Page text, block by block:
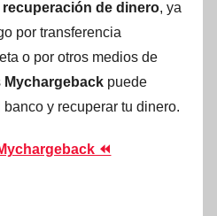
recuperación de dinero, ya
por transferencia
o por otros medios de
Mychargeback puede
y recuperar tu dinero.
⏪